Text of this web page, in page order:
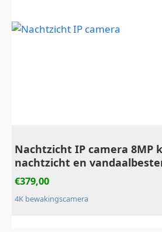
Nachtzicht IP camera 8MP
nachtzicht en
€379,00
4K bewakingscamera